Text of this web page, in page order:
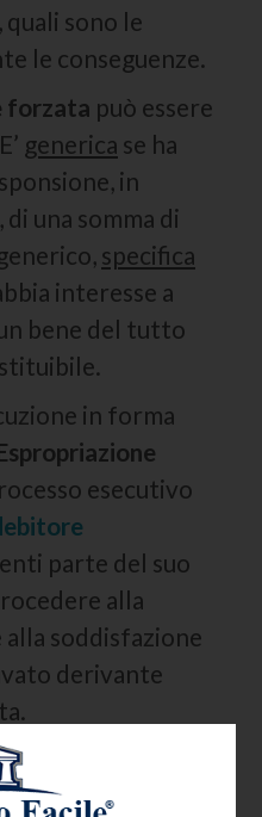
, quali sono le
le conseguenze.
forzata può essere
generica se ha
in
una somma di
specifica
interesse a
bene del tutto
in forma
esecutivo
parte del suo
alla
soddisfazione
derivante
forzata può
mobili e/o beni